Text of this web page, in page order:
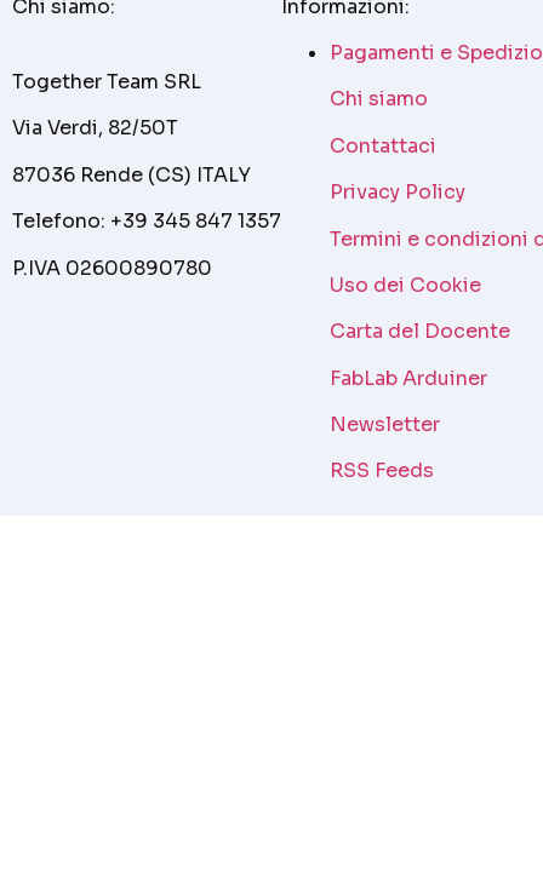
Chi siamo:
Together Team SRL
Via Verdi, 82/50T
87036 Rende (CS) ITALY
Telefono: +39 345 847 1357
P.IVA 02600890780
Informazioni:
Pagamenti e
Chi siamo
Contattaci
Privacy Policy
Termini e condizioni
Uso dei Cookie
Carta del Docente
FabLab Arduiner
Newsletter
RSS Feeds